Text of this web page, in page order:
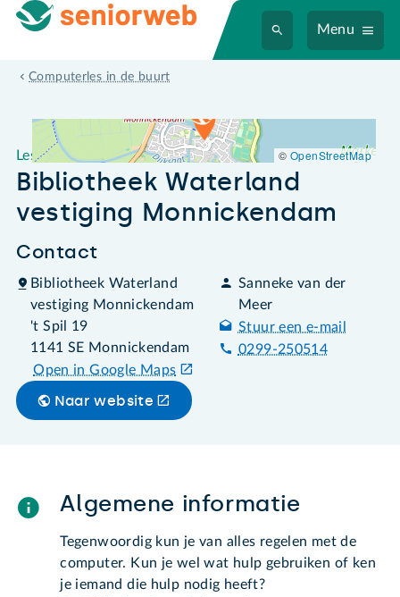
Menu
Computerles in de buurt
Leslocatie Bibliotheek Waterland vestiging Monnickendam
Leslocatie
Bibliotheek Waterland
vestiging Monnickendam
Contact
Bibliotheek Waterland
vestiging Monnickendam
't Spil 19
1141 SE Monnickendam
Open in Google Maps
Sanneke van der
Meer
Stuur een e-mail
0299-250514
Naar website
©OpenStreetMap
Algemene informatie
Tegenwoordig kun je van alles regelen met de
computer. Kun je wel wat hulp gebruiken of ken
je iemand die hulp nodig heeft?